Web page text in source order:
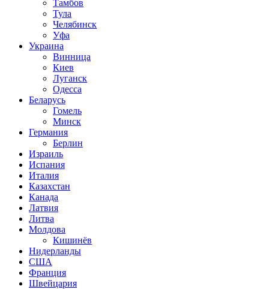
Тамбов
Тула
Челябинск
Уфа
Украина
Винница
Киев
Луганск
Одесса
Беларусь
Гомель
Минск
Германия
Берлин
Израиль
Испания
Италия
Казахстан
Канада
Латвия
Литва
Молдова
Кишинёв
Нидерланды
США
Франция
Швейцария